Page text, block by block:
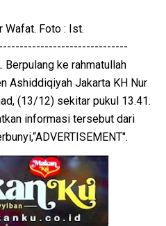
Wafat. Foto : Ist.
Berpulang ke rahmatullah
Ashiddiqiyah Jakarta KH Nur
(13/12) sekitar pukul 13.41.
informasi tersebut dari